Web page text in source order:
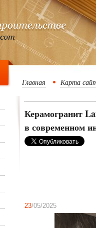
Главная Карта
Керамогранит
в современном
23/05/2025